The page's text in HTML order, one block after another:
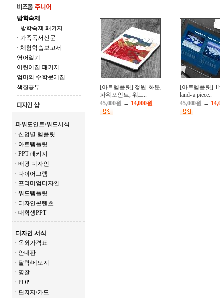
방학숙제
· 방학숙제 패키지
· 가족독서신문
· 체험학습보고서
영어일기
어린이집 패키지
엄마의 수학문제집
색칠공부
파워포인트/워드서식
ㆍ산업별 템플릿
ㆍ아트템플릿
ㆍPPT 패키지
ㆍ배경 디자인
ㆍ다이어그램
ㆍ프리미엄디자인
ㆍ워드템플릿
ㆍ디자인콘텐츠
ㆍ대학생PPT
디자인 서식
ㆍ옥외가격표
ㆍ안내판
ㆍ달력/메모지
ㆍ명찰
ㆍPOP
ㆍ편지지/카드
[아트템플릿] 정원-화분,
파워포인트, 워드..
45,000원 → 14,000원
[아트템플릿]
land- a piece..
45,000원 →